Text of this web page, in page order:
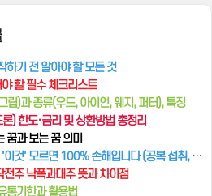
하기 전 알아야 할 모든 것
할 필수 체크리스트
립)과 종류(우드, 아이언, 웨지, 퍼터), 특징
) 한도·금리 및 상환방법 총정리
꿈과 보는 꿈 의미
100% 손해입니다 (공복 섭취, 고르는 법, 부작용 총정리)
주 낙폭과대주 뜻과 차이점
통기한과 활용법